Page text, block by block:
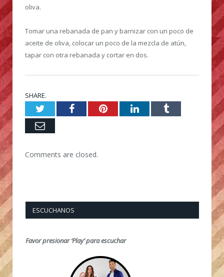
oliva.
Tomar una rebanada de pan y barnizar con un poco de
aceite de oliva, colocar un poco de la mezcla de atún,
tapar con otra rebanada y cortar en dos.
SHARE.
TwitterFacebookPinterestLinkedInTumblr
Email
Comments are closed.
ESCUCHANOS
Favor presionar ‘Play’ para escuchar